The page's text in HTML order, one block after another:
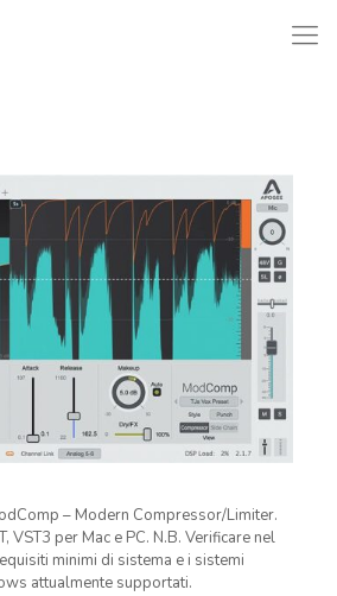
– Modern Compressor/Limiter.
VST3 per Mac e PC. N.B. Verificare nel
minimi di sistema e i sistemi
attualmente supportati.